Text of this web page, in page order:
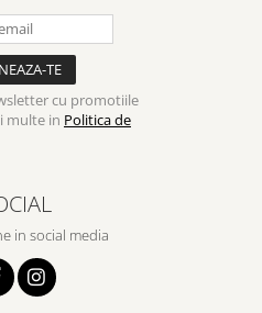
cu promotiile
multe in Politica de
in social media